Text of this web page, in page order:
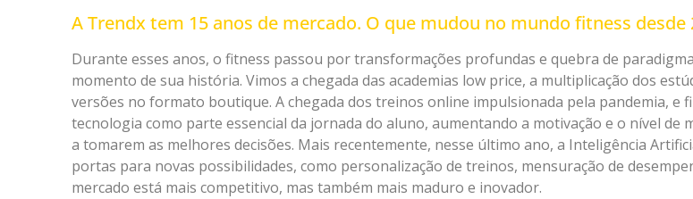
A Trendx tem 15 anos de mercado. O que mudou no mundo fitness desde
Durante esses anos, o fitness passou por transformações profundas e quebra de
momento de sua história. Vimos a chegada das academias low price, a multiplicação dos
versões no formato boutique. A chegada dos treinos online impulsionada pela pandemia, e
tecnologia como parte essencial da jornada do aluno, aumentando a motivação e o nível de
a tomarem as melhores decisões. Mais recentemente, nesse último ano, a Inteligência
portas para novas possibilidades, como personalização de treinos, mensuração de
mercado está mais competitivo, mas também mais maduro e inovador.